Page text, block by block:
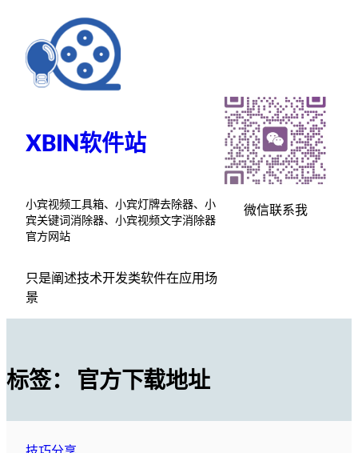
XBIN软件站
小宾视频工具箱、小宾灯牌去除器、小
宾关键词消除器、小宾视频文字消除器
官方网站
只是阐述技术开发类软件在应用场
景
微信联系我
标签： 官方下载地址